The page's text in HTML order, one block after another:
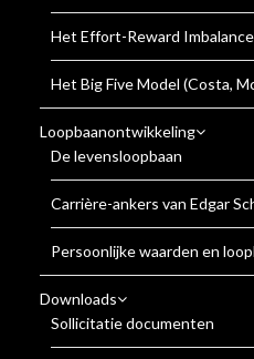
Het Effort-Reward
Het Big Five Model (Costa,
Loopbaanontwikkeling
De levensloopbaan
Carrière-ankers van Edgar
Persoonlijke waarden en
Downloads
Sollicitatie documenten